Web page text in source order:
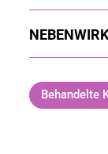
Behandelte